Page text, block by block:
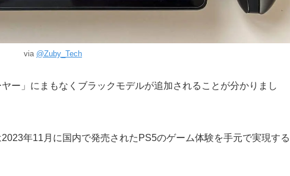
via @Zuby_Tech
ー」にまもなくブラックモデルが追加されることが分かりまし
年11月に国内で発売されたPS5のゲーム体験を手元で実現する